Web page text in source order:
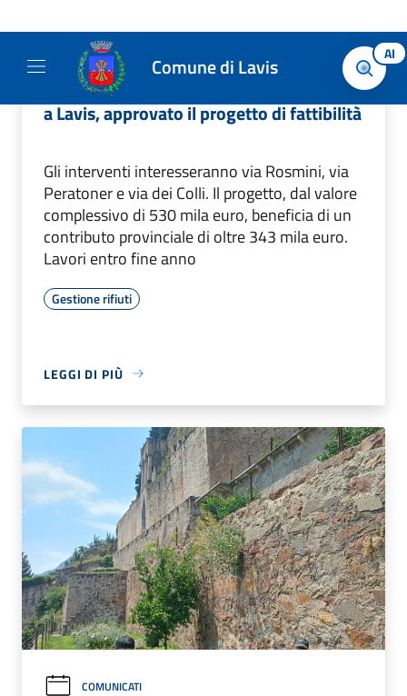
COMUNICATI
3 AGOSTO 2026
Quattro nuove isole ecologiche interrate
a Lavis, approvato il progetto di fattibilità
Gli interventi interesseranno via Rosmini, via
Peratoner e via dei Colli. Il progetto, dal valore
complessivo di 530 mila euro, beneficia di un
contributo provinciale di oltre 343 mila euro.
Lavori entro fine anno
Gestione rifiuti
LEGGI DI PIÙ
COMUNICATI